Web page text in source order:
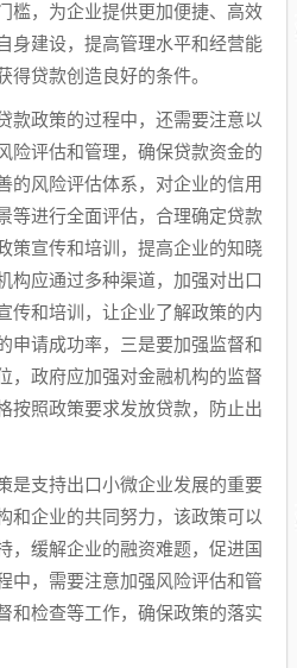
槛，为企业提供更加便捷、高效
身建设，提高管理水平和经营能
得贷款创造良好的条件。
款政策的过程中，还需要注意以
险评估和管理，确保贷款资金的
的风险评估体系，对企业的信用
等进行全面评估，合理确定贷款
策宣传和培训，提高企业的知晓
构应通过多种渠道，加强对出口
传和培训，让企业了解政策的内
申请成功率，三是要加强监督和
，政府应加强对金融机构的监督
按照政策要求发放贷款，防止出
是支持出口小微企业发展的重要
和企业的共同努力，该政策可以
，缓解企业的融资难题，促进国
中，需要注意加强风险评估和管
和检查等工作，确保政策的落实